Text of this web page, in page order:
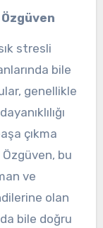
stresli
bile
genellikle
çıkma
bu
ve
olan
bile doğru